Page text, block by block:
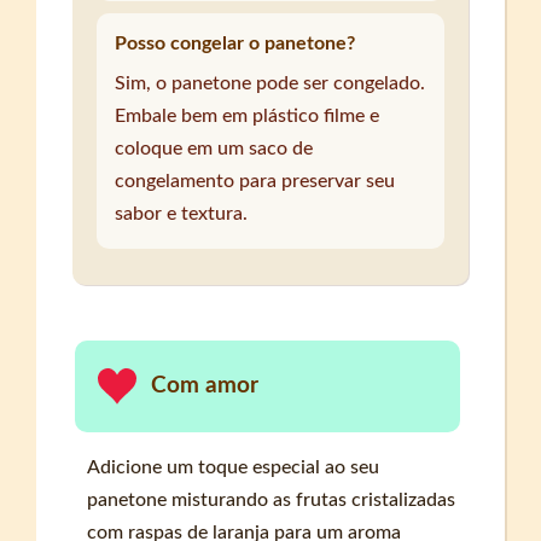
Posso congelar o panetone?
Sim, o panetone pode ser congelado.
Embale bem em plástico filme e
coloque em um saco de
congelamento para preservar seu
sabor e textura.
Com amor
Adicione um toque especial ao seu
panetone misturando as frutas cristalizadas
com raspas de laranja para um aroma